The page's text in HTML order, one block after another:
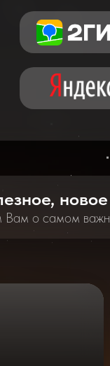
новое
о самом